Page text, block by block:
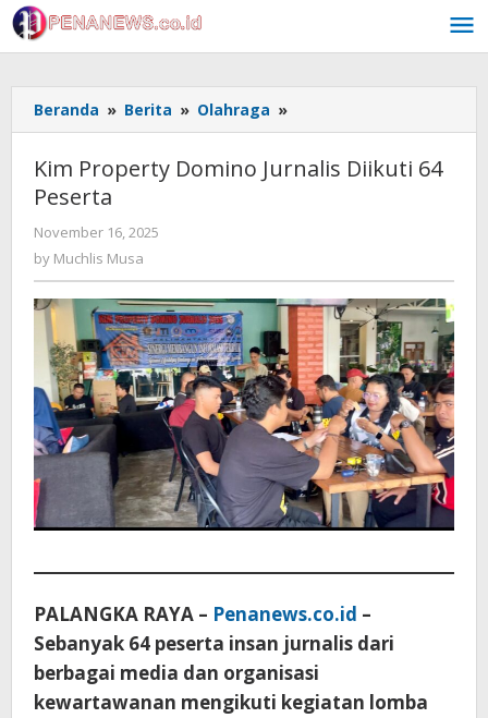
Skip
to
content
Beranda » Berita » Olahraga »
Property
Jurnalis
Kim Property Domino Jurnalis Diikuti 64
Peserta
November 16, 2025
by Muchlis Musa
PALANGKA RAYA – Penanews.co.id –
Sebanyak 64 peserta insan jurnalis dari
berbagai media dan organisasi
kewartawanan mengikuti kegiatan lomba